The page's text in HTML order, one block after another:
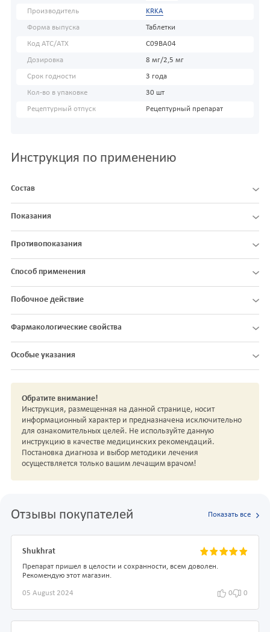
Производитель KRKA
Форма выпуска Таблетки
Код АТС/ATX C09BA04
Дозировка 8 мг/2,5 мг
Срок годности 3 года
Кол-во в упаковке 30 шт
Рецептурный отпуск Рецептурный препарат
Инструкция по применению
Состав
Показания
Противопоказания
Способ применения
Побочное действие
Фармакологические свойства
Особые указания
Обратите внимание!
Инструкция, размещенная на данной странице, носит
информационный характер и предназначена исключительно
для ознакомительных целей. Не используйте данную
инструкцию в качестве медицинских рекомендаций.
Постановка диагноза и выбор методики лечения
осуществляется только вашим лечащим врачом!
Отзывы покупателей Показать все
Shukhrat
Препарат пришел в целости и сохранности, всем доволен.
Рекомендую этот магазин.
05 August 2024 0 0